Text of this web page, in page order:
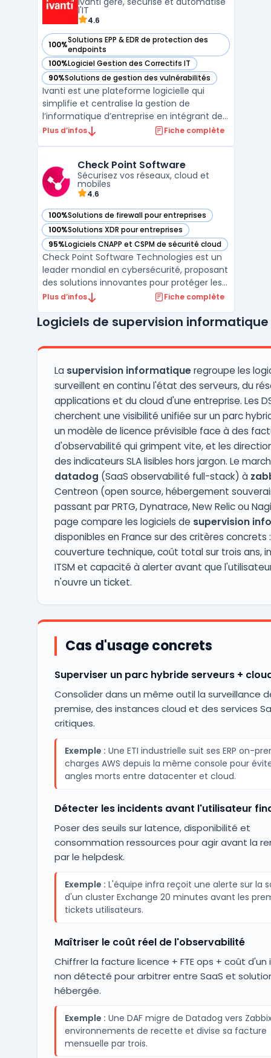
l'IT
4.6
100%Solutions EPP & EDR de protection des
endpoints
— voir Ivanti dans cette catégorie
100%Logiciel Gestion des Correctifs IT
— voir Ivanti dans cette catégorie
90%Solutions de gestion des vulnérabilités
— voir Ivanti dans cette catégorie
Ivanti est une plateforme logicielle qui
simplifie et centralise la gestion de
l’informatique d’entreprise en intégrant des
outils pour la gestion des terminaux, la
répondre aux besoins des organisations
modernes, Ivanti a ...
Plus d’infos Fiche complète
Check Point Software
Sécurisez vos réseaux, cloud et
mobiles
4.6
100%Solutions de firewall pour entreprises
— voir Check Point Software dans cette catégorie
100%Solutions XDR pour entreprises
— voir Check Point Software dans cette catégorie
95%Logiciels CNAPP et CSPM de sécurité cloud
— voir Check Point Software dans cette catégorie
Check Point Software Technologies est un
leader mondial en cybersécurité, proposant
des solutions innovantes pour protéger les
entreprises contre les cybermenaces de
approche intégrée, Check Point offre une
cloud, et les appa ...
Plus d’infos Fiche complète
Logiciels de supervision informatique
La supervision informatiqueregroupe les
surveillent en continu l'état des serveurs, du
applications et du cloud d'une entreprise. Les
cherchent une visibilité unifiée sur un parc
un modèle de licence prévisible face à des
d'observabilité qui grimpent vite, et les
des indicateurs SLA lisibles hors jargon. Le
datadog (SaaS observabilité full-stack) à
Centreon (open source, hébergement
passant par PRTG, Dynatrace, New Relic ou
page compare les logiciels de supervision
disponibles en France sur des critères concrets :
couverture technique, coût total sur trois ans,
ITSM et capacité à alerter avant que
n'ouvre un ticket.
Cas d'usage concrets
Superviser un parc hybride serveurs +
Consolider dans un même outil la surveillance
premise, des instances cloud et des services
critiques.
Exemple : Une ETI industrielle suit ses ERP on-
charges AWS depuis la même console pour
angles morts entre datacenter et cloud.
Détecter les incidents avant l'utilisateur
Poser des seuils sur latence, disponibilité et
consommation ressources pour agir avant la
par le helpdesk.
Exemple : L'équipe infra reçoit une alerte sur la
d'un cluster Exchange 20 minutes avant les
tickets utilisateurs.
Maîtriser le coût réel de l'observabilité
Chiffrer la facture licence + FTE ops + coût d'un
non détecté pour arbitrer entre SaaS et
hébergée.
Exemple : Une DAF migre de Datadog vers
environnements de recette et divise sa facture
mensuelle par trois.